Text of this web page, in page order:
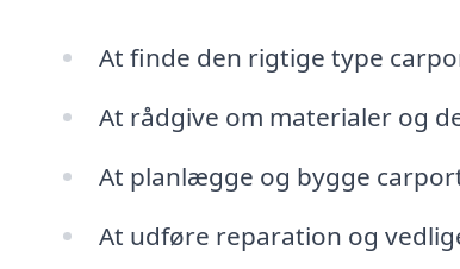
At finde den rigtige type
At rådgive om materialer og
At planlægge og bygge
At udføre reparation og